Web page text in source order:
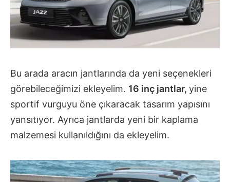
Bu arada aracın jantlarında da yeni seçenekleri
görebileceğimizi ekleyelim. 16 inç jantlar, yine
sportif vurguyu öne çıkaracak tasarım yapısını
yansıtıyor. Ayrıca jantlarda yeni bir kaplama
malzemesi kullanıldığını da ekleyelim.